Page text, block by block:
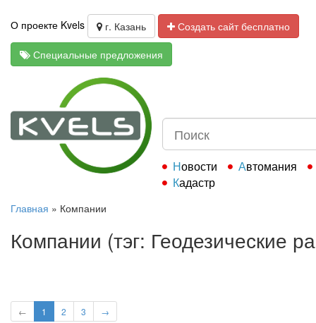
О проекте Kvels г. Казань
Создать сайт бесплатно
Специальные предложения
Новости
Автомания
Кадастр
Главная » Компании
Компании (тэг: Геодезические
← 1 2 3 →